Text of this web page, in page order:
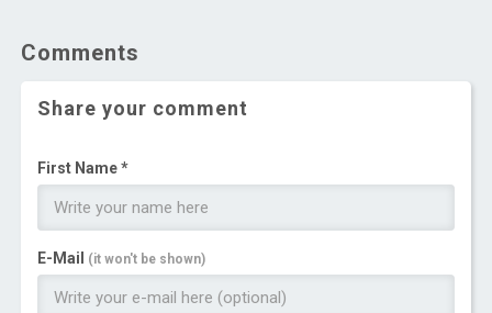
Comments
Share your comment
First Name *
E-Mail (it won't be shown)